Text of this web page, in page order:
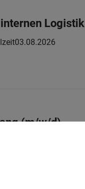
Logistik
03.08.2026
(m/w/d)